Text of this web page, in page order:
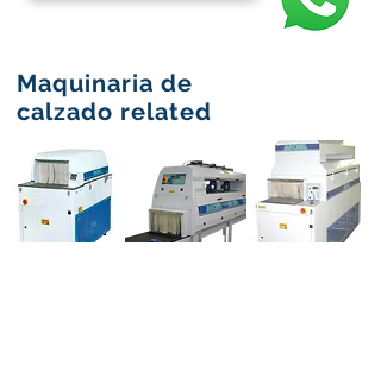
Maquinaria de
calzado related